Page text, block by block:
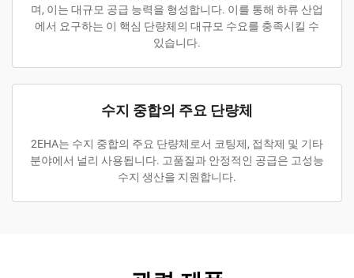
며, 이는 대규모 공급 능력을 형성합니다. 이를 통해 하류 산업
에서 요구하는 이 핵심 단량체의 대규모 수요를 충족시킬 수
있습니다.
수지 중합의 주요 단량체
2EHA는 수지 중합의 주요 단량체로서 코팅제, 접착제 및 기타
분야에서 널리 사용됩니다. 고품질과 안정적인 공급은 고성능
수지 생산을 지원합니다.